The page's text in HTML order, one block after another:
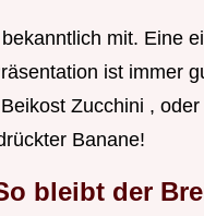
mit. Eine
ist immer
Zucchini ,
Banane!
bleibt der